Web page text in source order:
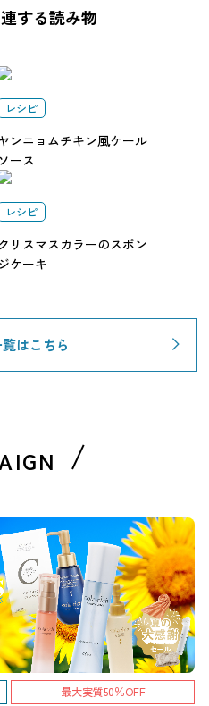
する読み物
レシピ
ンニョムチキン風ケール
ソース
レシピ
クリスマスカラーのスポン
ケーキ
はこちら
最大実質50％OFF